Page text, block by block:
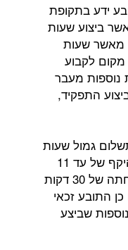
ידע בתקופת
ביצוע שעות
מאשר שעות
לקבוע
נוספות מעבר
התפקיד,
גמול שעות
נוספות ביחס לכל תקופת העבודה בהיקף של עד 11
שעות עבודה ביום, כאמור, לאחר הפחתה של 30 דקות
התובע זכאי
שביצע